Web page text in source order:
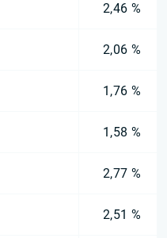
2,46 %
2,06 %
1,76 %
1,58 %
2,77 %
2,51 %